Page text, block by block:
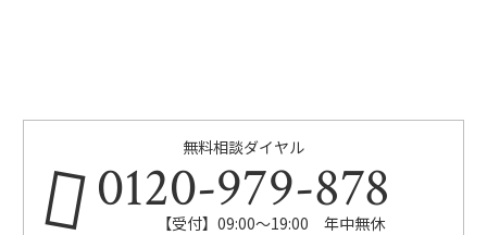
無料相談ダイヤル
0120-979-878
【受付】09:00～19:00 年中無休